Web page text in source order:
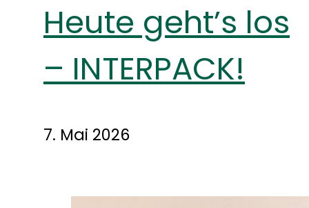
Heute geht’s los
– INTERPACK!
7. Mai 2026